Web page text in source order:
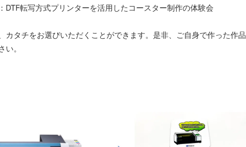
DTF転写方式プリンターを活用したコースター制作の体験会
カタチをお選びいただくことができます。是非、ご自身で作った作品
。